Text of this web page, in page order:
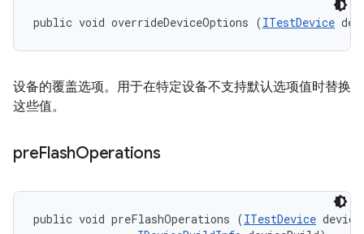
public void overrideDeviceOptions (ITestDevice
设备的覆盖选项。用于在特定设备不支持默认选项值时替换
这些值。
preFlashOperations
public void preFlashOperations (ITestDevice